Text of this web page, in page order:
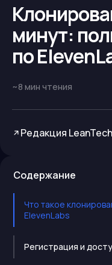
минут:
по
~8 мин чтения
Редакция LeanTech
Содержание
Что такое
ElevenLabs
Регистрация и